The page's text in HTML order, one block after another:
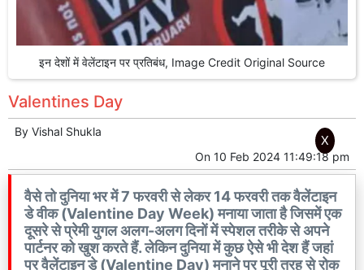
इन देशों में वेलेंटाइन पर प्रतिबंध, Image Credit Original Source
Valentines Day
By Vishal Shukla
On 10 Feb 2024 11:49:18 pm
वैसे तो दुनिया भर में 7 फरवरी से लेकर 14 फरवरी तक वैलेंटाइन
डे वीक (Valentine Day Week) मनाया जाता है जिसमें एक
दूसरे से प्रेमी युगल अलग-अलग दिनों में स्पेशल तरीके से अपने
पार्टनर को खुश करते हैं. लेकिन दुनिया में कुछ ऐसे भी देश हैं जहां
पर वैलेंटाइन डे (Valentine Day) मनाने पर पूरी तरह से रोक
X